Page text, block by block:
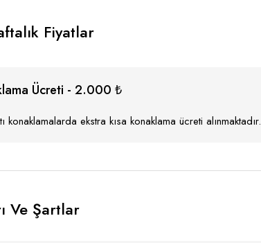
Fiyatlar
Ücreti - 2.000 ₺
konaklamalarda ekstra kısa konaklama ücreti alınmaktadır.
Ve Şartlar